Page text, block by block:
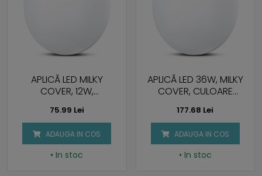
APLICĂ LED MILKY
COVER, 12W,
IN 1
75.99 Lei
ADAUGA IN COS
• In stoc
APLICĂ LED 36W, MILKY
COVER, CULOARE
177.68 Lei
ADAUGA IN COS
• In stoc